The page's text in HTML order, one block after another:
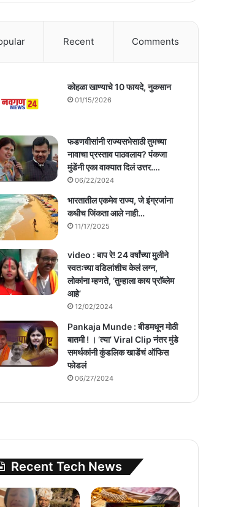
Recent Comments
कोहळा खाण्याचे 10 फायदे, नुकसान
01/15/2026
फडणवीसांनी राज्यसभेसाठी तुमच्या
नावाचा प्रस्ताव पाठवलाय? पंकजा
मुंडेंनी एका वाक्यात दिलं उत्तर….
06/22/2024
भारतातील एकमेव राज्य, जे इंग्रजांना
कधीच जिंकता आले नाही…
11/17/2025
video : बाप रे! 24 वर्षांच्या मुलीने
स्वतःच्या वडिलांशीच केलं लग्न,
लोकांना म्हणते, ‘तुम्हाला काय प्राॅब्लेम
आहे’
12/02/2024
Pankaja Munde : बीडमधून मोठी
बातमी ! । ‘त्या’ Viral Clip नंतर मुंडे
समर्थकांनी कुंडलिक खाडेंचं ऑफिस
फोडलं
06/27/2024
Recent Tech News